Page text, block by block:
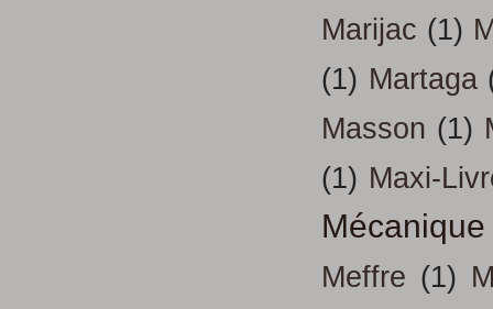
Marijac (1)
(1) Martaga
Masson (1)
(1) Maxi-
Mécanique
Meffre (1)